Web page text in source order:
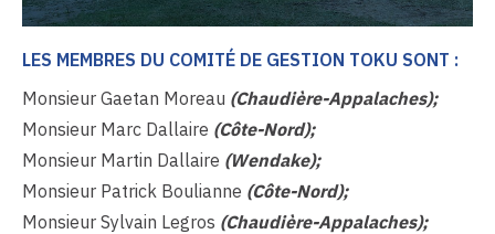
LES MEMBRES DU COMITÉ DE GESTION TOKU SONT :
Monsieur Gaetan Moreau (Chaudière-Appalaches);
Monsieur Marc Dallaire (Côte-Nord);
Monsieur Martin Dallaire (Wendake);
Monsieur Patrick Boulianne (Côte-Nord);
Monsieur Sylvain Legros (Chaudière-Appalaches);